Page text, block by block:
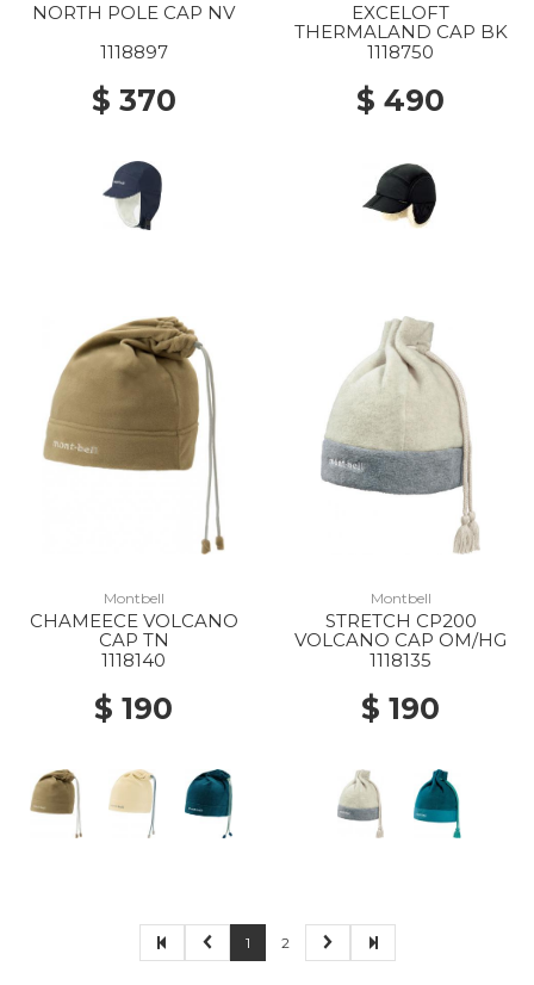
NORTH POLE CAP NV
1118897
$ 370
EXCELOFT
THERMALAND CAP BK
1118750
$ 490
Montbell
CHAMEECE VOLCANO
CAP TN
1118140
$ 190
Montbell
STRETCH CP200
VOLCANO CAP OM/HG
1118135
$ 190
1 2